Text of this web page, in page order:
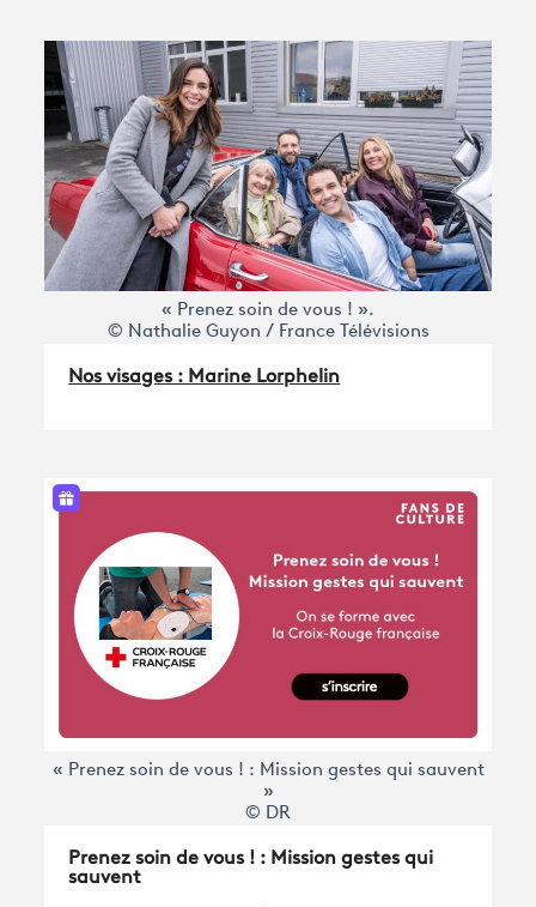
« Prenez soin de vous ! ».
© Nathalie Guyon / France Télévisions
Nos visages : Marine Lorphelin
« Prenez soin de vous ! : Mission gestes qui sauvent
»
© DR
Prenez soin de vous ! : Mission gestes qui
sauvent